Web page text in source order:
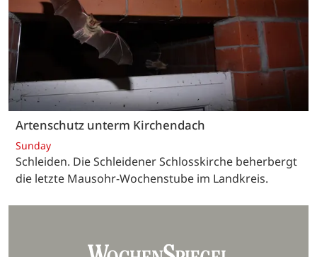
Artenschutz unterm Kirchendach
Sunday
Schleiden. Die Schleidener Schlosskirche beherbergt
die letzte Mausohr-Wochenstube im Landkreis.